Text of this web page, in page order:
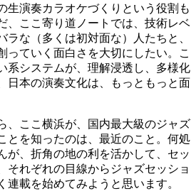
生演奏カラオケづくりという役割も
、ここ寄り道ノートでは、技術レベ
ラな（多くは初対面な）人たちと、
っていく面白さを大切にしたい。こ
系システムが、理解浸透し、多様化
日本の演奏文化は、もっともっと面
、ここ横浜が、国内最大級のジャズ
とを知ったのは、最近のこと。何処
が、折角の地の利を活かして、セッ
それぞれの目線からジャズセッショ
連載を始めてみようと思います。